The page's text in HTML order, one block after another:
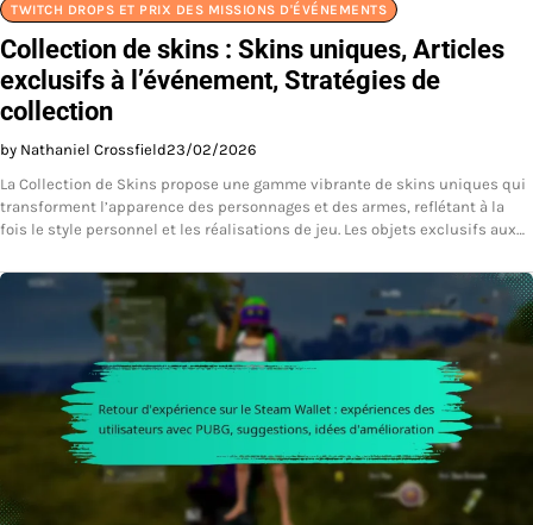
TWITCH DROPS ET PRIX DES MISSIONS D'ÉVÉNEMENTS
Collection de skins : Skins uniques, Articles
exclusifs à l’événement, Stratégies de
collection
by Nathaniel Crossfield23/02/2026
La Collection de Skins propose une gamme vibrante de skins uniques qui
transforment l’apparence des personnages et des armes, reflétant à la
fois le style personnel et les réalisations de jeu. Les objets exclusifs aux…